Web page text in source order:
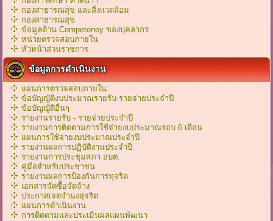
กองสาธารณสุข และสิ่งแวดล้อม
กองสาธารณสุข
ข้อมูลด้าน Competeney ของบุคลากร
หน่วยตรวจสอบภายใน
หัวหน้าส่วนราชการ
ข้อมูลการดำเนินงาน
แผนการตรวจสอบภายใน
ข้อบัญญัติงบประมาณรายรับ-รายจ่ายประจำปี
ข้อบัญญัติอื่นๆ
รายงานรายรับ - รายจ่ายประจำปี
รายงานการติดตามการใช้จ่ายงบประมาณรอบ 6 เดือน
แผนการใช้จ่ายงบประมาณประจำปี
รายงานผลการปฏิบัติงานประจำปี
รายงานการประชุมสภา อบต.
คู่มือสำหรับประชาชน
รายงานผลการป้องกันการทุจริต
เอกสารจัดซื้อจัดจ้าง
ประกาศเจตจำนงสุจริต
แผนการดำเนินงาน
การติดตามและประเมินผลแผนพัฒนา